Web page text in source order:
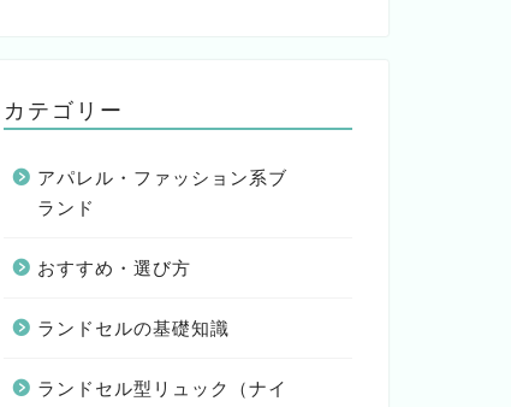
カテゴリー
アパレル・ファッション系ブ
ランド
おすすめ・選び方
ランドセルの基礎知識
ランドセル型リュック（ナイ